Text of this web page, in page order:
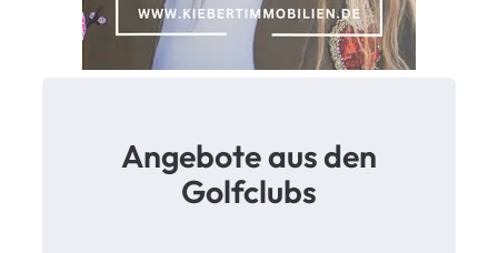
Angebote aus den
Golfclubs